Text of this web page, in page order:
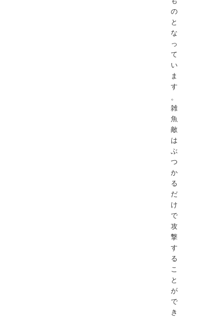
の
と
な
っ
て
い
ま
す
。
雑
魚
敵
は
ぶ
つ
か
る
だ
け
で
攻
撃
す
る
こ
と
が
で
き